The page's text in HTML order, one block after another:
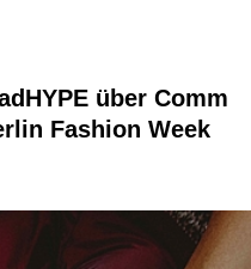
über Comm
Fashion Week